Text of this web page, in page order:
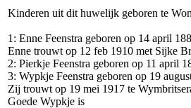
Kinderen uit dit huwelijk geboren te
1: Enne Feenstra geboren op 14 april
Enne trouwt op 12 feb 1910 met Sijke
2: Pierkje Feenstra geboren op 11 april
3: Wypkje Feenstra geboren op 19
Zij trouwt op 19 mei 1917 te
Goede Wypkje is